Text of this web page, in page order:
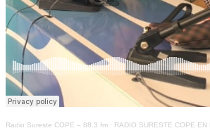
Radio Sureste COPE – 88.3 fm · RADIO SURESTE COPE EN LOS FORTIUS 2025: MANUEL